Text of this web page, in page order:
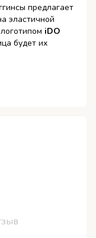
предлагает
эластичной
іDO
будет их